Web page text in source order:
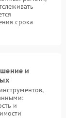
срока
и
и